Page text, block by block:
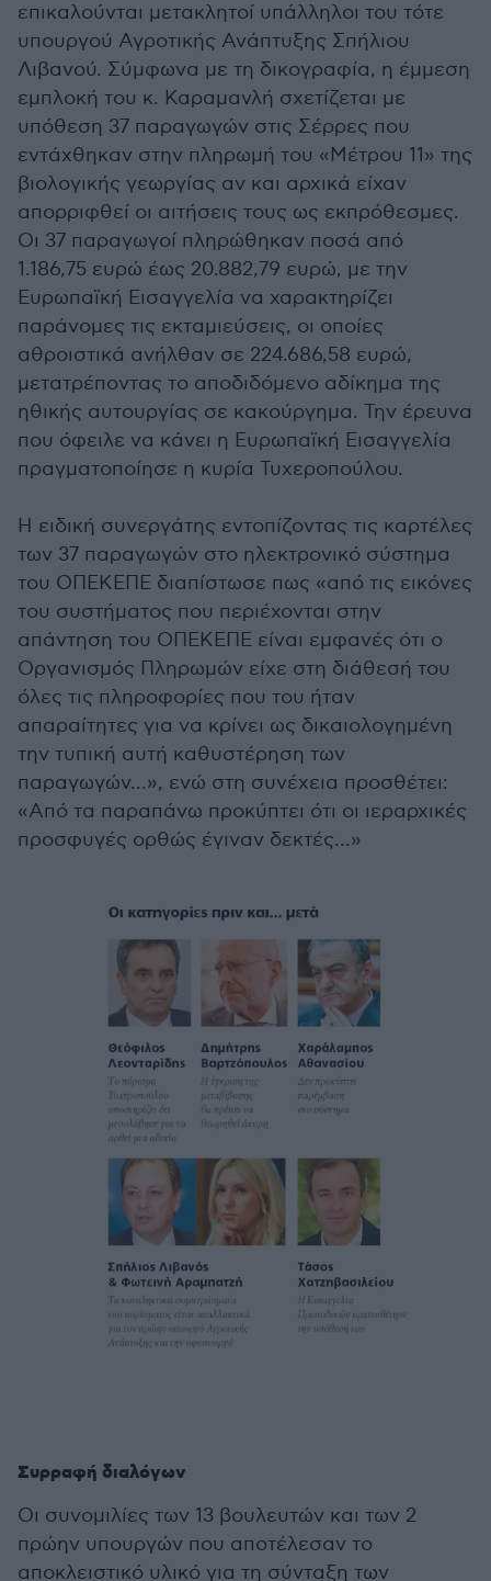
επικαλούνται μετακλητοί υπάλληλοι του τότε
υπουργού Αγροτικής Ανάπτυξης Σπήλιου
Λιβανού. Σύμφωνα με τη δικογραφία, η έμμεση
εμπλοκή του κ. Καραμανλή σχετίζεται με
υπόθεση 37 παραγωγών στις Σέρρες που
εντάχθηκαν στην πληρωμή του «Μέτρου 11» της
βιολογικής γεωργίας αν και αρχικά είχαν
απορριφθεί οι αιτήσεις τους ως εκπρόθεσμες.
Οι 37 παραγωγοί πληρώθηκαν ποσά από
1.186,75 ευρώ έως 20.882,79 ευρώ, με την
Ευρωπαϊκή Εισαγγελία να χαρακτηρίζει
παράνομες τις εκταμιεύσεις, οι οποίες
αθροιστικά ανήλθαν σε 224.686,58 ευρώ,
μετατρέποντας το αποδιδόμενο αδίκημα της
ηθικής αυτουργίας σε κακούργημα. Την έρευνα
που όφειλε να κάνει η Ευρωπαϊκή Εισαγγελία
πραγματοποίησε η κυρία Τυχεροπούλου.
Η ειδική συνεργάτης εντοπίζοντας τις καρτέλες
των 37 παραγωγών στο ηλεκτρονικό σύστημα
του ΟΠΕΚΕΠΕ διαπίστωσε πως «από τις εικόνες
του συστήματος που περιέχονται στην
απάντηση του ΟΠΕΚΕΠΕ είναι εμφανές ότι ο
Οργανισμός Πληρωμών είχε στη διάθεσή του
όλες τις πληροφορίες που του ήταν
απαραίτητες για να κρίνει ως δικαιολογημένη
την τυπική αυτή καθυστέρηση των
παραγωγών...», ενώ στη συνέχεια προσθέτει:
«Από τα παραπάνω προκύπτει ότι οι ιεραρχικές
προσφυγές ορθώς έγιναν δεκτές...»
Συρραφή διαλόγων
Οι συνομιλίες των 13 βουλευτών και των 2
πρώην υπουργών που αποτέλεσαν το
αποκλειστικό υλικό για τη σύνταξη των